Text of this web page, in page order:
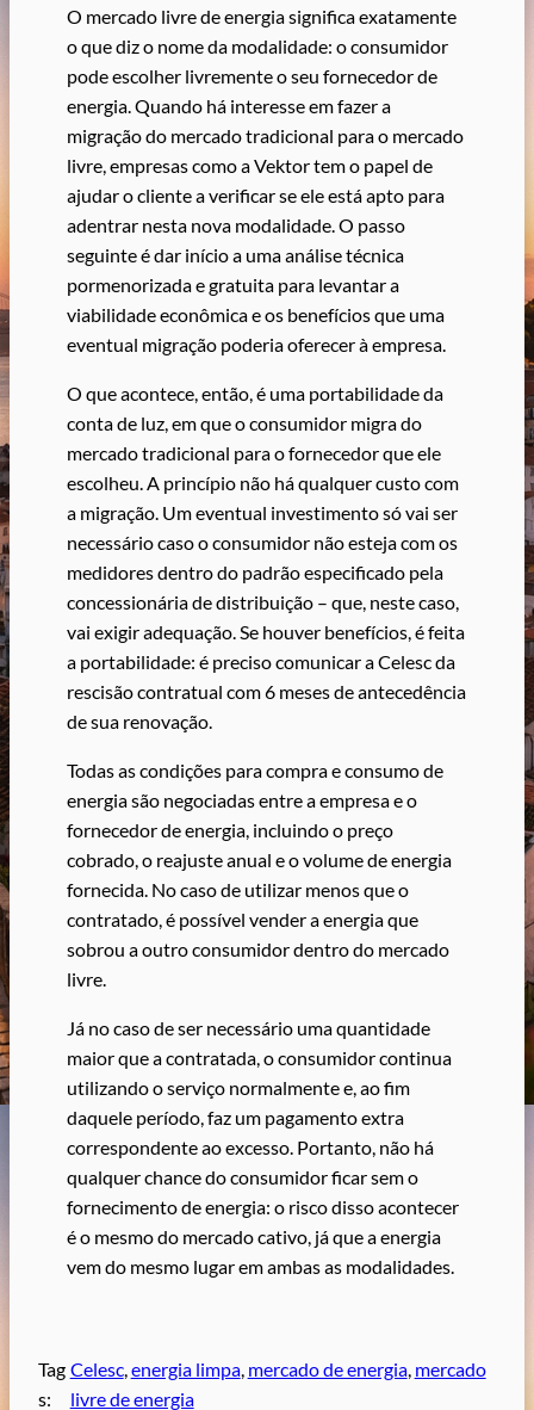
O mercado livre de energia significa exatamente
o que diz o nome da modalidade: o consumidor
pode escolher livremente o seu fornecedor de
energia. Quando há interesse em fazer a
migração do mercado tradicional para o mercado
livre, empresas como a Vektor tem o papel de
ajudar o cliente a verificar se ele está apto para
adentrar nesta nova modalidade. O passo
seguinte é dar início a uma análise técnica
pormenorizada e gratuita para levantar a
viabilidade econômica e os benefícios que uma
eventual migração poderia oferecer à empresa.
O que acontece, então, é uma portabilidade da
conta de luz, em que o consumidor migra do
mercado tradicional para o fornecedor que ele
escolheu. A princípio não há qualquer custo com
a migração. Um eventual investimento só vai ser
necessário caso o consumidor não esteja com os
medidores dentro do padrão especificado pela
concessionária de distribuição – que, neste caso,
vai exigir adequação. Se houver benefícios, é feita
a portabilidade: é preciso comunicar a Celesc da
rescisão contratual com 6 meses de antecedência
de sua renovação.
Todas as condições para compra e consumo de
energia são negociadas entre a empresa e o
fornecedor de energia, incluindo o preço
cobrado, o reajuste anual e o volume de energia
fornecida. No caso de utilizar menos que o
contratado, é possível vender a energia que
sobrou a outro consumidor dentro do mercado
livre.
Já no caso de ser necessário uma quantidade
maior que a contratada, o consumidor continua
utilizando o serviço normalmente e, ao fim
daquele período, faz um pagamento extra
correspondente ao excesso. Portanto, não há
qualquer chance do consumidor ficar sem o
fornecimento de energia: o risco disso acontecer
é o mesmo do mercado cativo, já que a energia
vem do mesmo lugar em ambas as modalidades.
Tag
s:
Celesc, energia limpa, mercado de energia, mercado
livre de energia